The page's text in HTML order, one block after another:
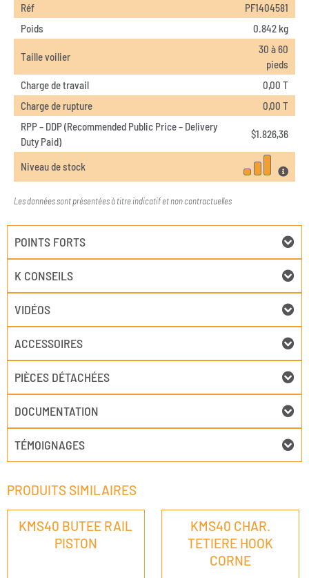
Réf
PF1404581
Poids
0.842 kg
Taille voilier
30 à 60
pieds
Charge de travail
0,00 T
Charge de rupture
0,00 T
RPP – DDP (Recommended Public Price – Delivery
Duty Paid)
$1.826,36
Niveau de stock
Les données sont présentées à titre indicatif et non contractuelles
POINTS FORTS
K CONSEILS
VIDÉOS
ACCESSOIRES
PIÈCES DÉTACHÉES
DOCUMENTATION
TÉMOIGNAGES
PRODUITS SIMILAIRES
KMS40 BUTEE RAIL
PISTON
KMS40 CHAR.
TETIERE HOOK
CORNE